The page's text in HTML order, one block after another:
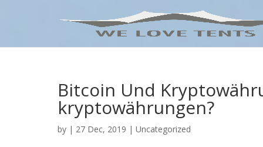
Bitcoin Und
kryptowährungen?
by | 27 Dec, 2019 | Uncategorized